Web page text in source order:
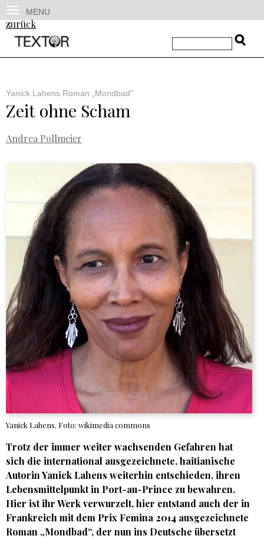
MENU
zurück
Yanick Lahens Roman „Mondbad"
Zeit ohne Scham
Andrea Pollmeier
Yanick Lahens. Foto: wikimedia commons
Trotz der immer weiter wachsenden Gefahren hat
sich die international ausgezeichnete, haitianische
Autorin Yanick Lahens weiterhin entschieden, ihren
Lebensmittelpunkt in Port-au-Prince zu bewahren.
Hier ist ihr Werk verwurzelt, hier entstand auch der in
Frankreich mit dem Prix Femina 2014 ausgezeichnete
Roman „Mondbad“, der nun ins Deutsche übersetzt